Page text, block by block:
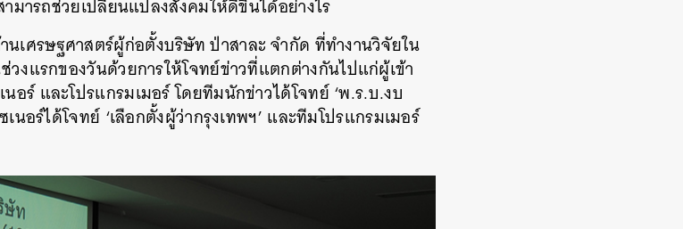
มารถช่วยเปลี่ยนแปลงสังคมให้ดีขึ้นได้อย่างไร
นเศรษฐศาสตร์ผู้ก่อตั้งบริษัท ป่าสาละ จำกัด ที่ทำงานวิจัยใน
งแรกของวันด้วยการให้โจทย์ข่าวที่แตกต่างกันไปแก่ผู้เข้า
อร์ และโปรแกรมเมอร์ โดยทีมนักข่าวได้โจทย์ ‘พ.ร.บ.งบ
อร์ได้โจทย์ ‘เลือกตั้งผู้ว่ากรุงเทพฯ’ และทีมโปรแกรมเมอร์